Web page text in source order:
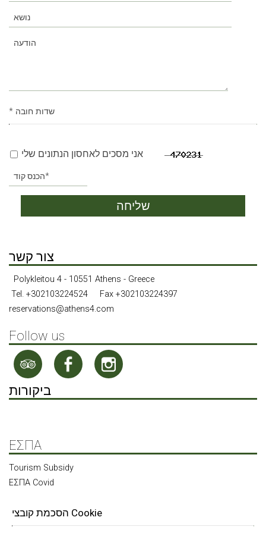
* שדות חובה
אני מסכים לאחסון הנתונים שלי
שליחה
צור קשר
Polykleitou 4 - 10551 Athens - Greece
Tel. +302103224524
Fax +302103224397
reservations@athens4.com
Follow us
ביקורות
ΕΣΠΑ
Tourism Subsidy
ΕΣΠΑ Covid
חקור את הנכסים האחרים שלנו
הסכמת קובצי Cookie